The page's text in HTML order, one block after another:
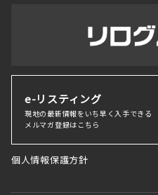
e-リスティング
現地の最新情報をいち早く⼊⼿できる
メルマガ登録はこちら
個人情報保護方針